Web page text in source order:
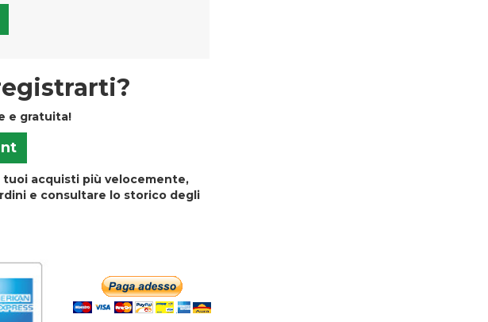
e gratuita!
acquisti più velocemente,
e consultare lo storico degli